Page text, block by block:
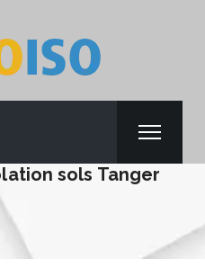
sols Tanger